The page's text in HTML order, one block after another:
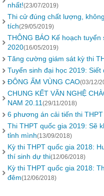
nhất!(23/07/2019)
Thi cử đúng chất lượng,
tích(29/05/2019)
THÔNG BÁO Kế hoạch
2020(16/05/2019)
Tăng cường giám sát kỳ thi
Tuyển sinh đại học 2019: Siết
ĐÔNG ẤM VÙNG CAO(03/12/
CHUNG KẾT VĂN NGHỆ
NAM 20.11 (29/11/2018)
6 phương án cải tiến thi
Thi THPT quốc gia 2019: Sẽ
tỉnh mình(13/09/2018)
Kỳ thi THPT quốc gia 2018:
thí sinh dự thi(12/06/2018)
Kỳ thi THPT quốc gia 2018:
đêm(12/06/2018)